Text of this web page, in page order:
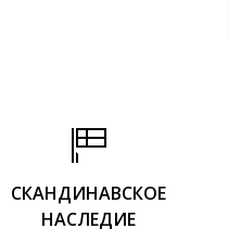
СКАНДИНАВСКОЕ
НАСЛЕДИЕ